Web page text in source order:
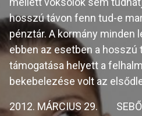
hosszú távon fenn tud-e
pénztár. A kormány minden
ebben az esetben a hosszú
támogatása helyett a
bekebelezése volt az
2012. MÁRCIUS 29.